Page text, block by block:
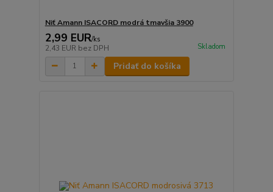
Niť Amann ISACORD modrá tmavšia 3900
2,99 EUR/ks
2,43 EUR bez DPH Skladom
Pridať do košíka